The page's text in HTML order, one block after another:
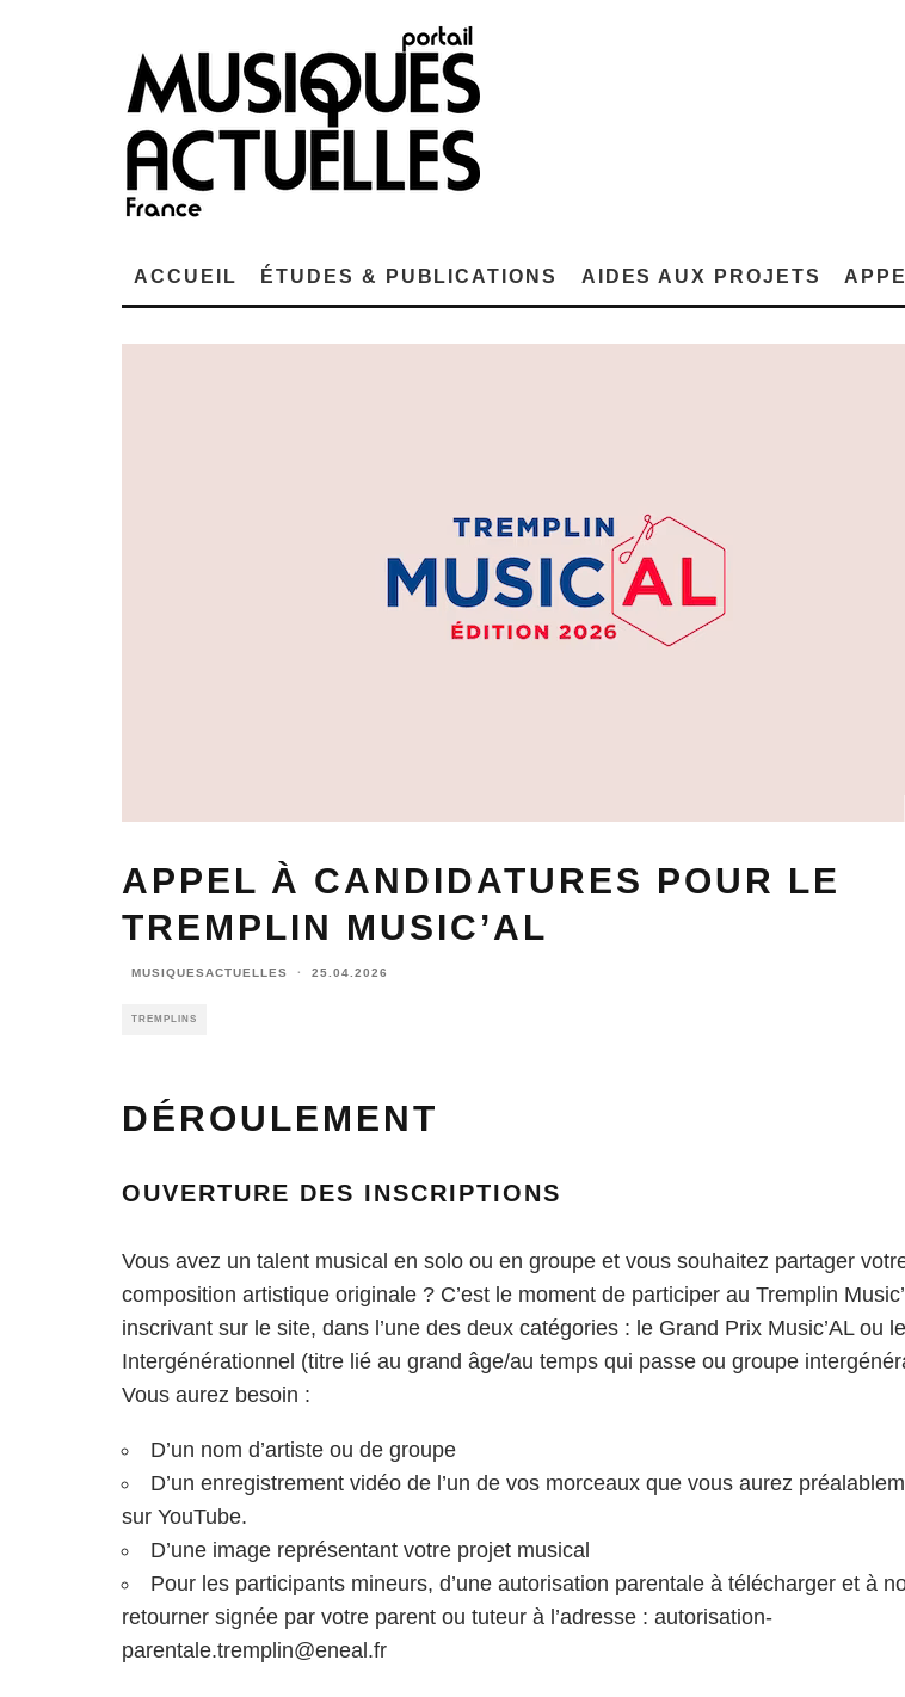
ACCUEIL ÉTUDES & PUBLICATIONS AIDES AUX PROJETS
APPEL À CANDIDATURES POUR LE
TREMPLIN MUSIC’AL
MUSIQUESACTUELLES · 25.04.2026
TREMPLINS
DÉROULEMENT
OUVERTURE DES INSCRIPTIONS
Vous avez un talent musical en solo ou en groupe et vous souhaitez partager
composition artistique originale ? C’est le moment de participer au Tremplin
inscrivant sur le site, dans l’une des deux catégories : le Grand Prix Music’AL ou
Intergénérationnel (titre lié au grand âge/au temps qui passe ou groupe
Vous aurez besoin :
D’un nom d’artiste ou de groupe
D’un enregistrement vidéo de l’un de vos morceaux que vous aurez
sur YouTube.
D’une image représentant votre projet musical
Pour les participants mineurs, d’une autorisation parentale à télécharger et à
retourner signée par votre parent ou tuteur à l’adresse : autorisation-
parentale.tremplin@eneal.fr